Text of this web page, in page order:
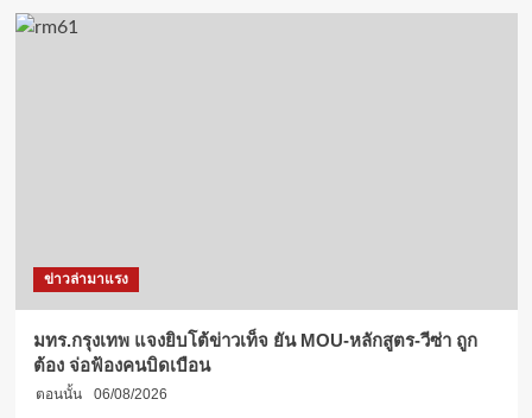
ถวาย
ข่าวล่ามาแรง
มทร.กรุงเทพ แจงยิบโต้ข่าวเท็จ ยัน MOU-หลักสูตร-วีซ่า ถูก
ต้อง จ่อฟ้องคนบิดเบือน
ตอนนั้น 06/08/2026